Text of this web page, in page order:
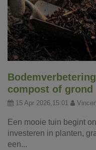
compost of grond
15 Apr 2026,15:01
Een mooie tuin begint
investeren in planten,
een...